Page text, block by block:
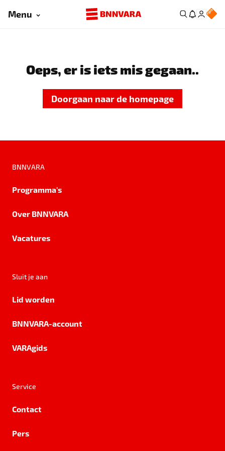
Menu
Oeps, er is iets mis gegaan..
Doorgaan naar de homepage
BNNVARA
Programma's
Over BNNVARA
Vacatures
Sluit je aan
Lid worden
BNNVARA-account
VARAgids
Service
Contact
Pers